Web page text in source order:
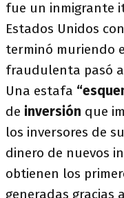
fue un inmigrante
Estados Unidos
terminó muriendo
fraudulenta pasó
Una estafa
de inversión que
los inversores de
dinero de nuevos
obtienen los
generadas gracias